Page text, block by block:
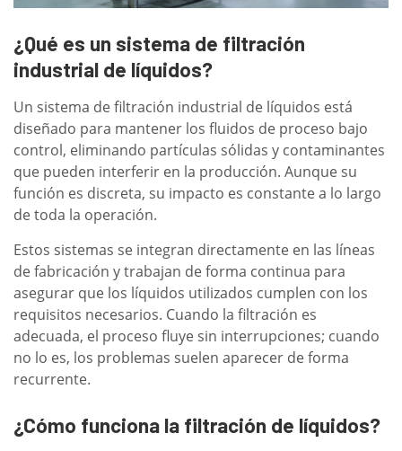
¿Qué es un sistema de filtración
industrial de líquidos?
Un sistema de filtración industrial de líquidos está
diseñado para mantener los fluidos de proceso bajo
control, eliminando partículas sólidas y contaminantes
que pueden interferir en la producción. Aunque su
función es discreta, su impacto es constante a lo largo
de toda la operación.
Estos sistemas se integran directamente en las líneas
de fabricación y trabajan de forma continua para
asegurar que los líquidos utilizados cumplen con los
requisitos necesarios. Cuando la filtración es
adecuada, el proceso fluye sin interrupciones; cuando
no lo es, los problemas suelen aparecer de forma
recurrente.
¿Cómo funciona la filtración de líquidos?